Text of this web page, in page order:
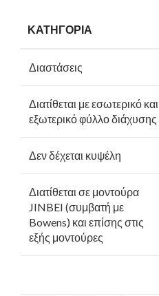
ΚΑΤΗΓΟΡΙΑ
Διαστάσεις
Διατίθεται με εσωτερικό και
εξωτερικό φύλλο διάχυσης
Δεν δέχεται κυψέλη
Διατίθεται σε μοντούρα
JINBEI (συμβατή με
Bowens) και επίσης στις
εξής μοντούρες